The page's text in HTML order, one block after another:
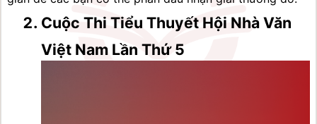
Cuộc Thi Tiểu Thuyết Hội Nhà Văn
Việt Nam Lần Thứ 5